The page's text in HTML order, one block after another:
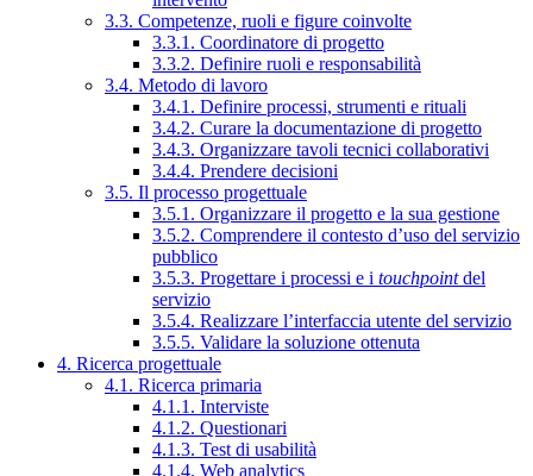
3.3. Competenze, ruoli e figure coinvolte
3.3.1. Coordinatore di progetto
3.3.2. Definire ruoli e responsabilità
3.4. Metodo di lavoro
3.4.1. Definire processi, strumenti e rituali
3.4.2. Curare la documentazione di progetto
3.4.3. Organizzare tavoli tecnici collaborativi
3.4.4. Prendere decisioni
3.5. Il processo progettuale
3.5.1. Organizzare il progetto e la sua gestione
3.5.2. Comprendere il contesto d’uso del servizio
pubblico
3.5.3. Progettare i processi e i touchpointdel
servizio
3.5.4. Realizzare l’interfaccia utente del servizio
3.5.5. Validare la soluzione ottenuta
4. Ricerca progettuale
4.1. Ricerca primaria
4.1.1. Interviste
4.1.2. Questionari
4.1.3. Test di usabilità
4.1.4. Web analytics